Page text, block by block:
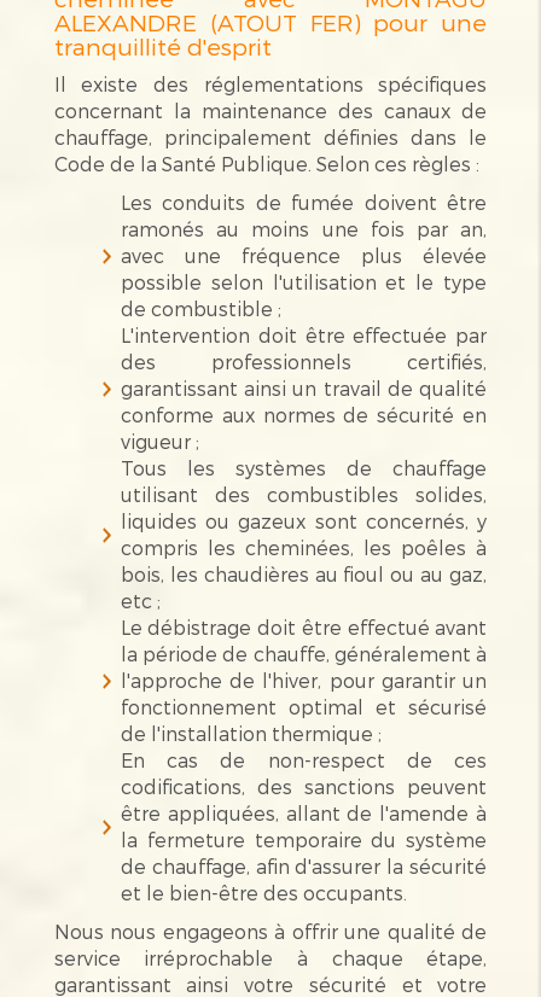
ALEXANDRE (ATOUT FER) pour une
tranquillité d'esprit
Il existe des réglementations spécifiques
concernant la maintenance des canaux de
chauffage, principalement définies dans le
Code de la Santé Publique. Selon ces règles :
Les conduits de fumée doivent être
ramonés au moins une fois par an,
avec une fréquence plus élevée
possible selon l'utilisation et le type
de combustible ;
L'intervention doit être effectuée par
des professionnels certifiés,
garantissant ainsi un travail de qualité
conforme aux normes de sécurité en
vigueur ;
Tous les systèmes de chauffage
utilisant des combustibles solides,
liquides ou gazeux sont concernés, y
compris les cheminées, les poêles à
bois, les chaudières au fioul ou au gaz,
etc ;
Le débistrage doit être effectué avant
la période de chauffe, généralement à
l'approche de l'hiver, pour garantir un
fonctionnement optimal et sécurisé
de l'installation thermique ;
En cas de non-respect de ces
codifications, des sanctions peuvent
être appliquées, allant de l'amende à
la fermeture temporaire du système
de chauffage, afin d'assurer la sécurité
et le bien-être des occupants.
Nous nous engageons à offrir une qualité de
service irréprochable à chaque étape,
garantissant ainsi votre sécurité et votre